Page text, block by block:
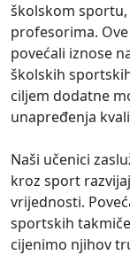
školskom
profesorima. Ove
povećali iznose
školskih
ciljem dodatne
unapređenja
Naši učenici
kroz sport
vrijednosti.
sportskih
cijenimo njihov